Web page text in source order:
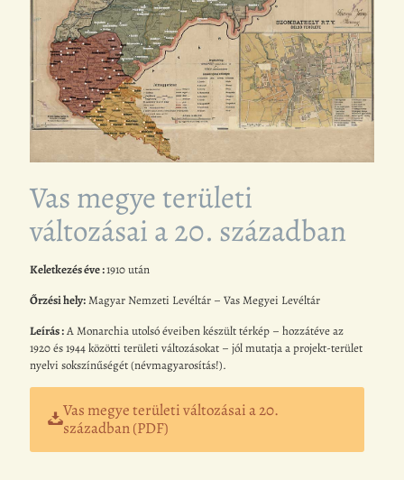
Vas megye területi
változásai a 20. században
Keletkezés éve :1910 után
Őrzési hely:Magyar Nemzeti Levéltár – Vas Megyei Levéltár
Leírás :A Monarchia utolsó éveiben készült térkép – hozzátéve az
1920 és 1944 közötti területi változásokat – jól mutatja a projekt-terület
nyelvi sokszínűségét (névmagyarosítás!).
Vas megye területi változásai a 20.
században (PDF)